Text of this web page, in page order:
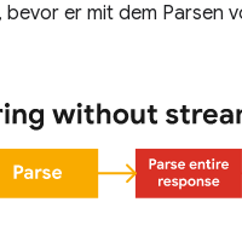
er mit dem Parsen